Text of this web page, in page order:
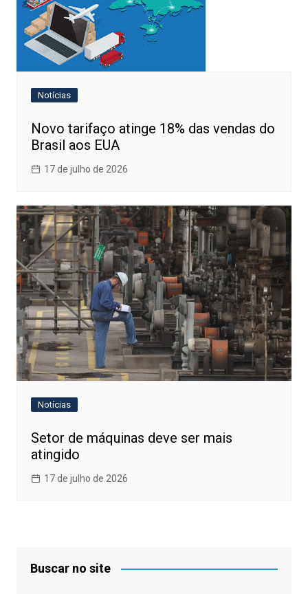
Notícias
Novo tarifaço atinge 18% das vendas do
Brasil aos EUA
17 de julho de 2026
Notícias
Setor de máquinas deve ser mais
atingido
17 de julho de 2026
Buscar no site